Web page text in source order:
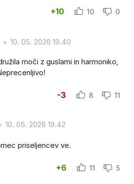
+10 10 0
10. 05. 2026 19.40
moči z guslami in harmoniko,
-3 8 11
10. 05. 2026 19.42
priseljencev ve.
+6 11 5